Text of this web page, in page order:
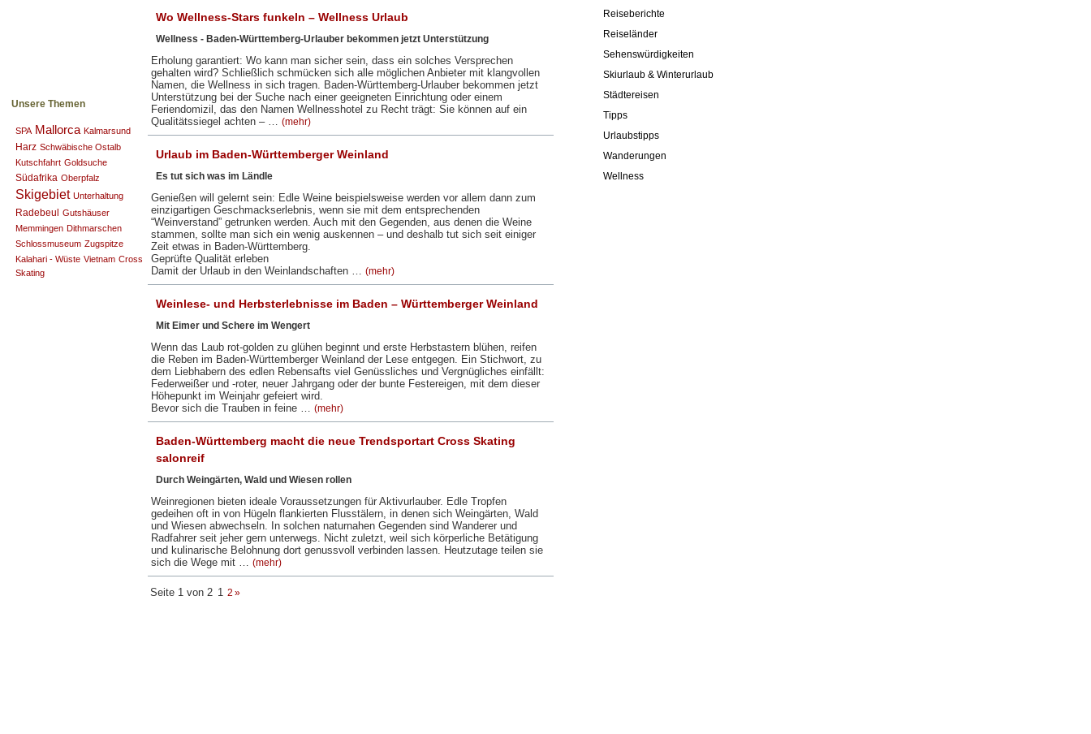
Unsere Themen
SPA Mallorca Kalmarsund
Harz Schwäbische Ostalb
Kutschfahrt Goldsuche
Südafrika Oberpfalz
Skigebiet Unterhaltung
Radebeul
Gutshäuser
Memmingen Dithmarschen
Schlossmuseum Zugspitze
Kalahari - Wüste Vietnam Cross
Skating
Reiseberichte
Reiseländer
Sehenswürdigkeiten
Skiurlaub & Winterurlaub
Städtereisen
Tipps
Urlaubstipps
Wanderungen
Wellness
Wo Wellness-Stars funkeln – Wellness Urlaub
Wellness - Baden-Württemberg-Urlauber bekommen jetzt Unterstützung
Erholung garantiert: Wo kann man sicher sein, dass ein solches Versprechen
gehalten wird? Schließlich schmücken sich alle möglichen Anbieter mit klangvollen
Namen, die Wellness in sich tragen. Baden-Württemberg-Urlauber bekommen jetzt
Unterstützung bei der Suche nach einer geeigneten Einrichtung oder einem
Feriendomizil, das den Namen Wellnesshotel zu Recht trägt: Sie können auf ein
Qualitätssiegel achten – … (mehr)
Urlaub im Baden-Württemberger Weinland
Es tut sich was im Ländle
Genießen will gelernt sein: Edle Weine beispielsweise werden vor allem dann zum
einzigartigen Geschmackserlebnis, wenn sie mit dem entsprechenden
“Weinverstand” getrunken werden. Auch mit den Gegenden, aus denen die Weine
stammen, sollte man sich ein wenig auskennen – und deshalb tut sich seit einiger
Zeit etwas in Baden-Württemberg.
Geprüfte Qualität erleben
Damit der Urlaub in den Weinlandschaften … (mehr)
Weinlese- und Herbsterlebnisse im Baden – Württemberger Weinland
Mit Eimer und Schere im Wengert
Wenn das Laub rot-golden zu glühen beginnt und erste Herbstastern blühen, reifen
die Reben im Baden-Württemberger Weinland der Lese entgegen. Ein Stichwort, zu
dem Liebhabern des edlen Rebensafts viel Genüssliches und Vergnügliches einfällt:
Federweißer und -roter, neuer Jahrgang oder der bunte Festereigen, mit dem dieser
Höhepunkt im Weinjahr gefeiert wird.
Bevor sich die Trauben in feine … (mehr)
Baden-Württemberg macht die neue Trendsportart Cross Skating
salonreif
Durch Weingärten, Wald und Wiesen rollen
Weinregionen bieten ideale Voraussetzungen für Aktivurlauber. Edle Tropfen
gedeihen oft in von Hügeln flankierten Flusstälern, in denen sich Weingärten, Wald
und Wiesen abwechseln. In solchen naturnahen Gegenden sind Wanderer und
Radfahrer seit jeher gern unterwegs. Nicht zuletzt, weil sich körperliche Betätigung
und kulinarische Belohnung dort genussvoll verbinden lassen. Heutzutage teilen sie
sich die Wege mit … (mehr)
Seite 1 von 2 1 2 »